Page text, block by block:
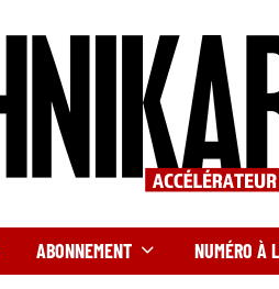
ABONNEMENT NUMÉRO À